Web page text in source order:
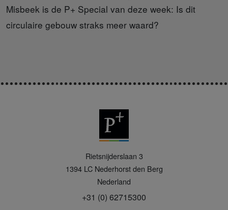
Misbeek is de P+ Special van deze week: Is dit
circulaire gebouw straks meer waard?
Rietsnijderslaan 3
1394 LC Nederhorst den Berg
Nederland
+31 (0) 62715300